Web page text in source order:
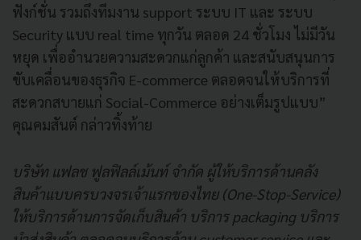
ฟังก์ชั่น รวมถึงทีมงาน support ระบบ IT และ ระบบ
Security แบบ real time ทุกวัน ตลอด 24 ชั่วโมง ไม่มีวัน
หยุด เพื่ออำนวยความสะดวกแก่ลูกค้า และสนับสนุนการ
ขับเคลื่อนของธุรกิจ E-commerce ตลอดจนให้บริการที่
สะดวกสบายแก่ Social-Commerce อย่างเต็มรูปแบบ”
คุณคมสันต์ กล่าวทิ้งท้าย
บริษัท แฟลช ฟูลฟิลล์เม้นท์ จำกัด ผู้ให้บริการด้านคลัง
สินค้าแบบครบวงจรเจ้าแรกของไทย (One-Stop-Service)
ให้บริการด้านการจัดเก็บสินค้า บริการ packaging บริการ